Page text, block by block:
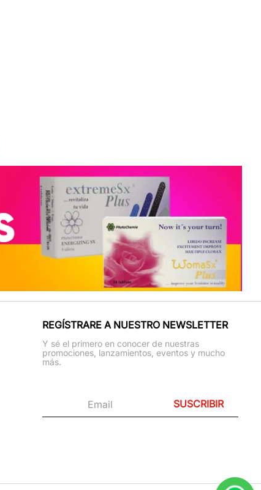
REGÍSTRARE A NUESTRO NEWSLETTER
Y sé el primero en conocer de nuestras
promociones, lanzamientos, eventos y mucho
más.
SUSCRIBIR